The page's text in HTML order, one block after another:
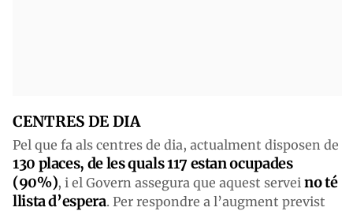
CENTRES DE DIA
Pel que fa als centres de dia, actualment disposen de
130 places, de les quals 117 estan ocupades
(90%), i el Govern assegura que aquest serveino té
llista d’espera. Per respondre a l’augment previst